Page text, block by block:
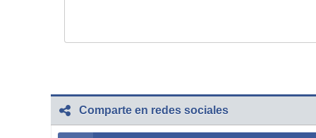
Comparte en redes sociales